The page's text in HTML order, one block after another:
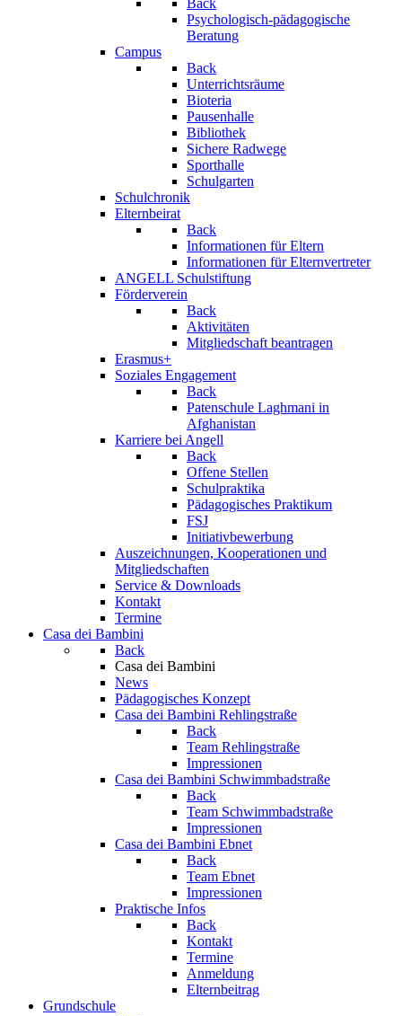
Back
Psychologisch-pädagogische
Beratung
Campus
Back
Unterrichtsräume
Bioteria
Pausenhalle
Bibliothek
Sichere Radwege
Sporthalle
Schulgarten
Schulchronik
Elternbeirat
Back
Informationen für Eltern
Informationen für Elternvertreter
ANGELL Schulstiftung
Förderverein
Back
Aktivitäten
Mitgliedschaft beantragen
Erasmus+
Soziales Engagement
Back
Patenschule Laghmani in
Afghanistan
Karriere bei Angell
Back
Offene Stellen
Schulpraktika
Pädagogisches Praktikum
FSJ
Initiativbewerbung
Auszeichnungen, Kooperationen und
Mitgliedschaften
Service & Downloads
Kontakt
Termine
Casa dei Bambini
Back
Casa dei Bambini
News
Pädagogisches Konzept
Casa dei Bambini Rehlingstraße
Back
Team Rehlingstraße
Impressionen
Casa dei Bambini Schwimmbadstraße
Back
Team Schwimmbadstraße
Impressionen
Casa dei Bambini Ebnet
Back
Team Ebnet
Impressionen
Praktische Infos
Back
Kontakt
Termine
Anmeldung
Elternbeitrag
Grundschule